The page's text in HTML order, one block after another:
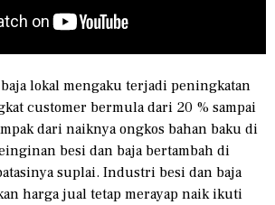
lokal mengaku terjadi peningkatan
customer bermula dari 20 % sampai
dari naiknya ongkos bahan baku di
besi dan baja bertambah di
suplai. Industri besi dan baja
harga jual tetap merayap naik ikuti